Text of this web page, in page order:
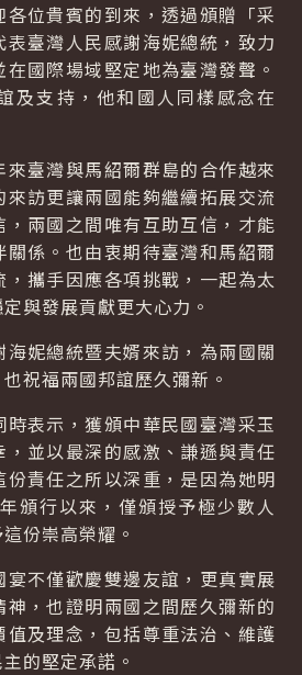
位貴賓的到來，透過頒贈「采
臺灣人民感謝海妮總統，致力
國際場域堅定地為臺灣發聲。
及支持，他和國人同樣感念在
臺灣與馬紹爾群島的合作越來
訪更讓兩國能夠繼續拓展交流
，兩國之間唯有互助互信，才能
係。也由衷期待臺灣和馬紹爾
攜手因應各項挑戰，一起為太
與發展貢獻更大心力。
妮總統暨夫婿來訪，為兩國關
祝福兩國邦誼歷久彌新。
表示，獲頒中華民國臺灣采玉
，並以最深的感激、謙遜與責任
責任之所以深重，是因為她明
頒行以來，僅頒授予極少數人
份崇高榮耀。
宴不僅歡慶雙邊友誼，更真實展
，也證明兩國之間歷久彌新的
值及理念，包括尊重法治、維護
的堅定承諾。